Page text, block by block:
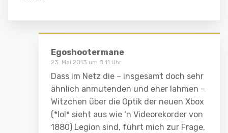
Egoshootermane
23. Mai 2013 um 8:11 Uhr
Dass im Netz die – insgesamt doch sehr
ähnlich anmutenden und eher lahmen –
Witzchen über die Optik der neuen Xbox
(*lol* sieht aus wie ‘n Videorekorder von
1880) Legion sind, führt mich zur Frage,